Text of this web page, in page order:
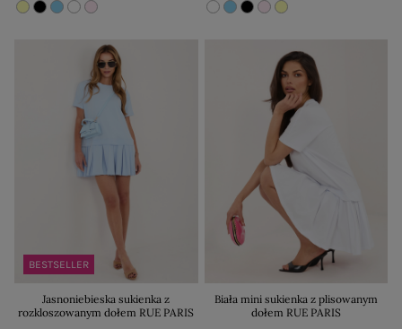
BESTSELLER
Jasnoniebieska sukienka z
rozkloszowanym dołem RUE PARIS
Biała mini sukienka z plisowanym
dołem RUE PARIS